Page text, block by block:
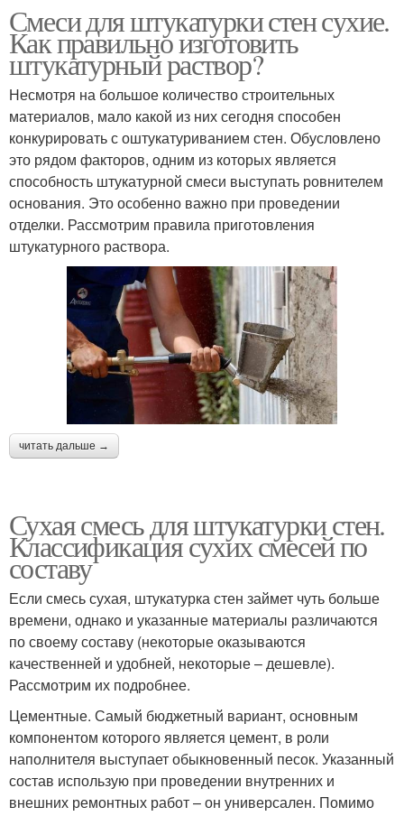
Смеси для штукатурки стен сухие.
Как правильно изготовить
штукатурный раствор?
Несмотря на большое количество строительных
материалов, мало какой из них сегодня способен
конкурировать с оштукатуриванием стен. Обусловлено
это рядом факторов, одним из которых является
способность штукатурной смеси выступать ровнителем
основания. Это особенно важно при проведении
отделки. Рассмотрим правила приготовления
штукатурного раствора.
читать дальше →
Сухая смесь для штукатурки стен.
Классификация сухих смесей по
составу
Если смесь сухая, штукатурка стен займет чуть больше
времени, однако и указанные материалы различаются
по своему составу (некоторые оказываются
качественней и удобней, некоторые – дешевле).
Рассмотрим их подробнее.
Цементные. Самый бюджетный вариант, основным
компонентом которого является цемент, в роли
наполнителя выступает обыкновенный песок. Указанный
состав использую при проведении внутренних и
внешних ремонтных работ – он универсален. Помимо